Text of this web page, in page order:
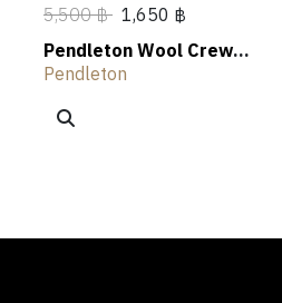
5,500 ฿ 1,650 ฿
Pendleton Wool Crew
Sweater
Pendleton